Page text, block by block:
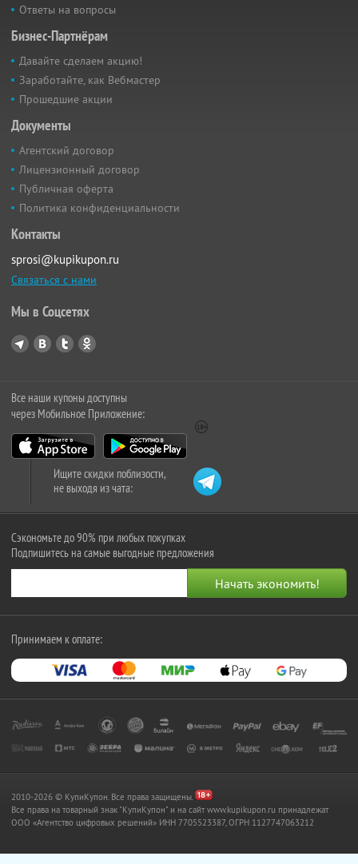
Ответы на вопросы
Бизнес-Партнёрам
Давайте сделаем акцию!
Заработайте, как Вебмастер
Прошедшие акции
Документы
Агентский договор
Лицензионный договор
Публичная оферта
Политика конфиденциальности
Контакты
sprosi@kupikupon.ru
Связаться с нами
Мы в Соцсетях
Все наши купоны доступны
через Мобильное Приложение:
Ищите скидки поблизости,
не выходя из чата:
Сэкономьте до 90% при любых покупках
Подпишитесь на самые выгодные предложения
Принимаем к оплате:
2010-2026 © КупиКупон. Все права защищены.
Все права на товарный знак "КупиКупон" и на сайт www.kupikupon.ru принадлежат
OOO «Агентство цифровых решений» ИНН 7705523387, ОГРН 1127747063212